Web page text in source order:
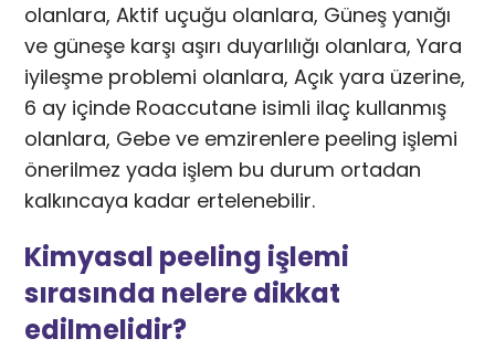
olanlara, Aktif uçuğu olanlara, Güneş yanığı
ve güneşe karşı aşırı duyarlılığı olanlara, Yara
iyileşme problemi olanlara, Açık yara üzerine,
6 ay içinde Roaccutane isimli ilaç kullanmış
olanlara, Gebe ve emzirenlere peeling işlemi
önerilmez yada işlem bu durum ortadan
kalkıncaya kadar ertelenebilir.
Kimyasal peeling işlemi
sırasında nelere dikkat
edilmelidir?